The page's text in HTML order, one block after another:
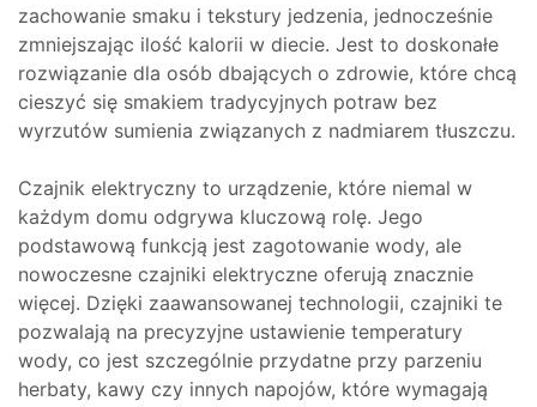
zachowanie smaku i tekstury jedzenia, jednocześnie
zmniejszając ilość kalorii w diecie. Jest to doskonałe
rozwiązanie dla osób dbających o zdrowie, które chcą
cieszyć się smakiem tradycyjnych potraw bez
wyrzutów sumienia związanych z nadmiarem tłuszczu.
Czajnik elektryczny to urządzenie, które niemal w
każdym domu odgrywa kluczową rolę. Jego
podstawową funkcją jest zagotowanie wody, ale
nowoczesne czajniki elektryczne oferują znacznie
więcej. Dzięki zaawansowanej technologii, czajniki te
pozwalają na precyzyjne ustawienie temperatury
wody, co jest szczególnie przydatne przy parzeniu
herbaty, kawy czy innych napojów, które wymagają